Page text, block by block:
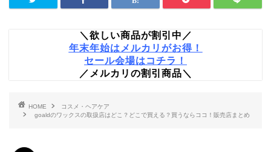
＼欲しい商品が割引中／
年末年始はメルカリがお得！
セール会場はコチラ！
／メルカリの割引商品＼
HOME
コスメ・ヘアケア
goaldのワックスの取扱店はどこ？どこで買える？買うならココ！販売店まとめ